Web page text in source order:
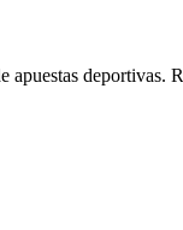
apuestas deportivas.